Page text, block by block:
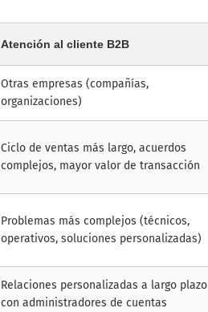
Atención al cliente B2B
Otras empresas (compañías,
organizaciones)
Ciclo de ventas más largo, acuerdos
complejos, mayor valor de transacción
Problemas más complejos (técnicos,
operativos, soluciones personalizadas)
Relaciones personalizadas a largo plazo
con administradores de cuentas